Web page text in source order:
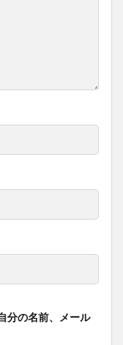
分の名前、メール